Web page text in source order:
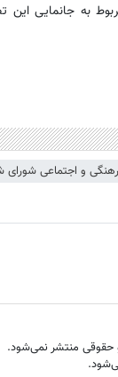
به جانمایی
و اجتماعی شورای
حقوقی منتشر نمی‌شود.